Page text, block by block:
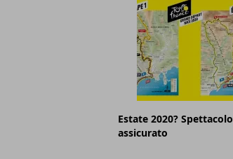
Estate 2020? Spettacolo
assicurato